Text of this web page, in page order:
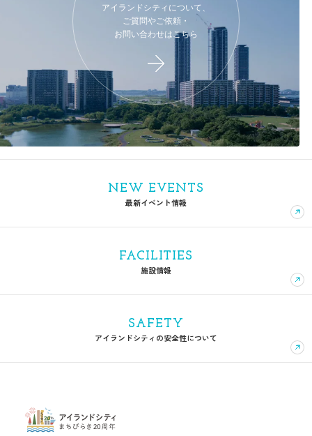
アイランドシティについて、
ご質問やご依頼・
お問い合わせはこちら
NEW EVENTS
最新イベント情報
FACILITIES
施設情報
SAFETY
アイランドシティの安全性について